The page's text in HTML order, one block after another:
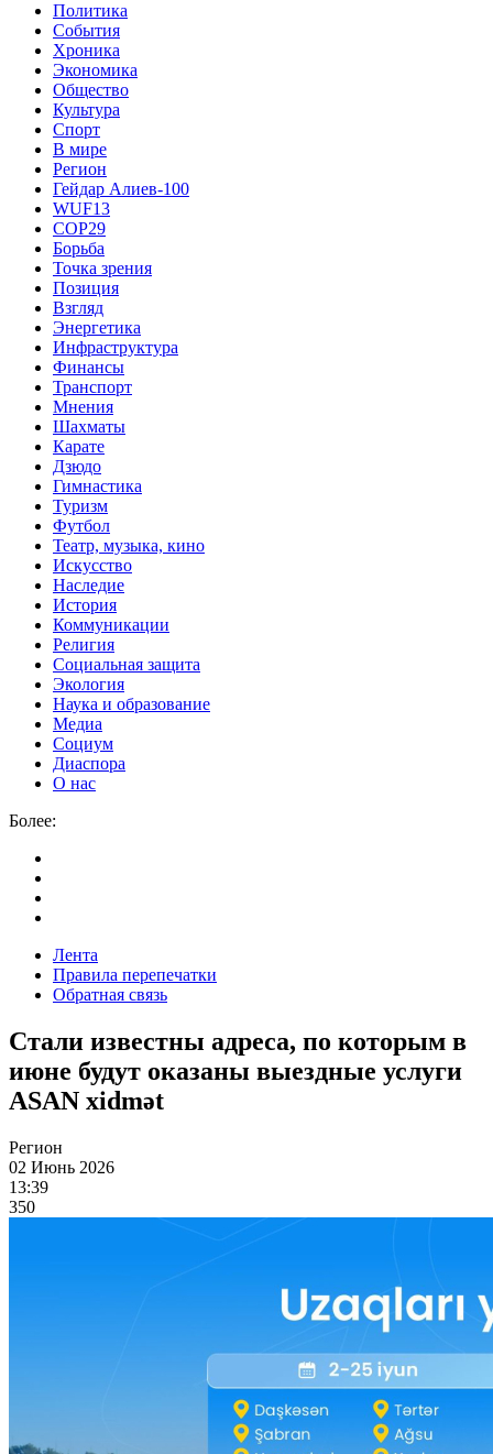
Политика
События
Хроника
Экономика
Общество
Культура
Спорт
В мире
Регион
Гейдар Алиев-100
WUF13
COP29
Борьба
Точка зрения
Позиция
Взгляд
Энергетика
Инфраструктура
Финансы
Транспорт
Мнения
Шахматы
Карате
Дзюдо
Гимнастика
Туризм
Футбол
Театр, музыка, кино
Искусство
Наследие
История
Коммуникации
Религия
Социальная защита
Экология
Наука и образование
Медиа
Социум
Диаспора
О нас
Более:
Лента
Правила перепечатки
Обратная связь
Стали известны адреса, по которым в
июне будут оказаны выездные услуги
ASAN xidmət
Регион
02 Июнь 2026
13:39
350